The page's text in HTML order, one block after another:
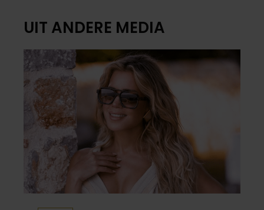
UIT ANDERE MEDIA